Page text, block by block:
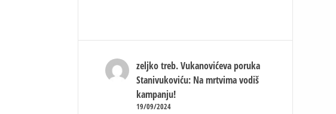
zeljko treb. Vukanovićeva poruka
Stanivukoviću: Na mrtvima vodiš
kampanju!
19/09/2024